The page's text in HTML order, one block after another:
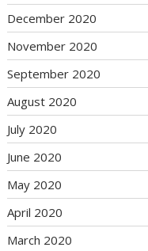
December 2020
November 2020
September 2020
August 2020
July 2020
June 2020
May 2020
April 2020
March 2020